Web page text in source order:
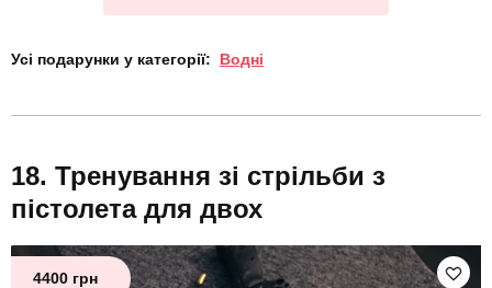
Усі подарунки у категорії: Водні
Тренування зі стрільби з
пістолета для двох
4400 грн